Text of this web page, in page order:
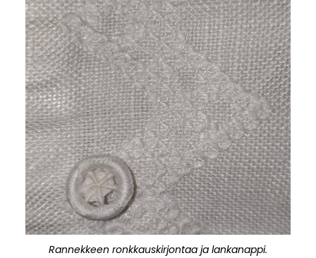
Rannekkeen ronkkauskirjontaa ja lankanappi.